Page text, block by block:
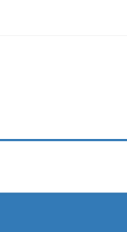
へ
キ
ョ
に